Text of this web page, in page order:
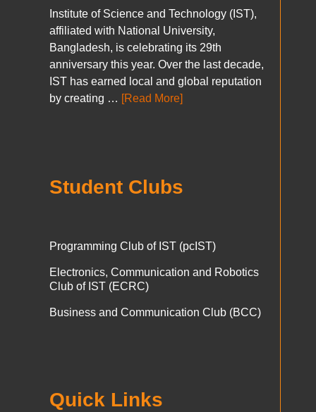
Institute of Science and Technology (IST),
affiliated with National University,
Bangladesh, is celebrating its 29th
anniversary this year. Over the last decade,
IST has earned local and global reputation
by creating … [Read More]
Student Clubs
Programming Club of IST (pcIST)
Electronics, Communication and Robotics
Club of IST (ECRC)
Business and Communication Club (BCC)
Quick Links